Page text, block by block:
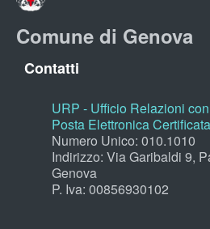
Comune di Genova
Contatti
URP - Ufficio Relazioni
Posta Elettronica Certificata
Numero Unico: 010.1010
Indirizzo: Via Garibaldi 9,
Genova
P. Iva: 00856930102